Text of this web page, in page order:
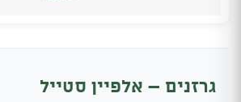
גרזנים – אלפיין סטייל